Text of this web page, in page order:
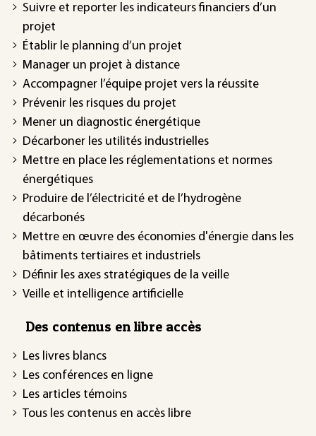
Suivre et reporter les indicateurs financiers d’un
projet
Établir le planning d’un projet
Manager un projet à distance
Accompagner l’équipe projet vers la réussite
Prévenir les risques du projet
Mener un diagnostic énergétique
Décarboner les utilités industrielles
Mettre en place les réglementations et normes
énergétiques
Produire de l’électricité et de l’hydrogène
décarbonés
Mettre en œuvre des économies d'énergie dans les
bâtiments tertiaires et industriels
Définir les axes stratégiques de la veille
Veille et intelligence artificielle
Des contenus en libre accès
Les livres blancs
Les conférences en ligne
Les articles témoins
Tous les contenus en accès libre